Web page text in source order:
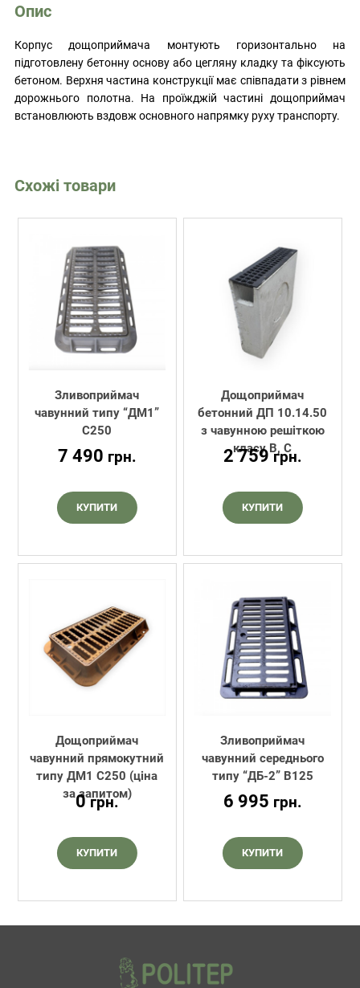
Опис
Корпус дощоприймача монтують горизонтально на
підготовлену бетонну основу або цегляну кладку та фіксують
бетоном. Верхня частина конструкції має співпадати з рівнем
дорожнього полотна. На проїжджій частині дощоприймач
встановлюють вздовж основного напрямку руху транспорту.
Схожі товари
Зливоприймач
чавунний типу “ДМ1”
С250
7 490 грн.
КУПИТИ
Дощоприймач
бетонний ДП 10.14.50
з чавунною решіткою
класу В, С
2 759грн.
КУПИТИ
Дощоприймач
чавунний прямокутний
типу ДМ1 С250 (ціна
за запитом)
0грн.
КУПИТИ
Зливоприймач
чавунний середнього
типу “ДБ-2” В125
6 995 грн.
КУПИТИ